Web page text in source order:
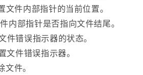
件内部指针的当前位置。
内部指针是否指向文件结尾。
错误指示器的状态。
件错误指示器。
件。